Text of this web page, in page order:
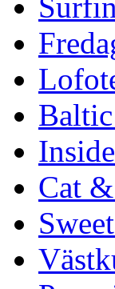
Cat